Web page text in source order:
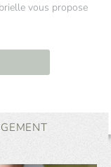
vous propose